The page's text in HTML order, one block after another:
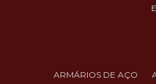
ARMÁRIOS DE AÇO